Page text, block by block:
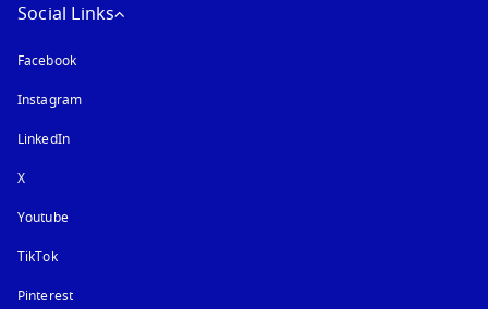
Social Links
Facebook
Instagram新しいタブに表示されます
LinkedIn
X
Youtube新しいタブに表示されます
TikTok
Pinterest